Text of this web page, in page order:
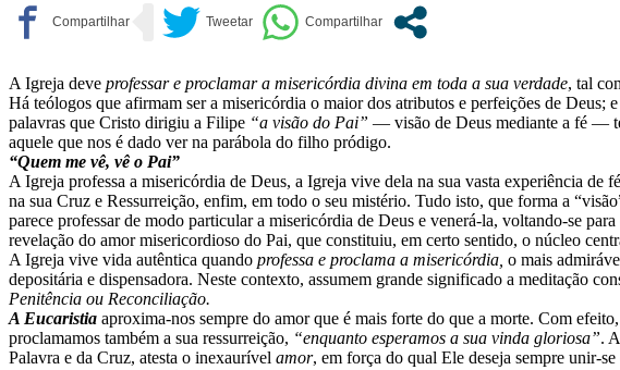
A Igreja deve professar e proclamar a misericórdia divina em toda a sua verdade, tal
Há teólogos que afirmam ser a misericórdia o maior dos atributos e perfeições de
palavras que Cristo dirigiu a Filipe “a visão do Pai” — visão de Deus mediante a fé —
aquele que nos é dado ver na parábola do filho pródigo.
“Quem me vê, vê o Pai”
A Igreja professa a misericórdia de Deus, a Igreja vive dela na sua vasta experiência de
na sua Cruz e Ressurreição, enfim, em todo o seu mistério. Tudo isto, que forma a
parece professar de modo particular a misericórdia de Deus e venerá-la, voltando-se
revelação do amor misericordioso do Pai, que constituiu, em certo sentido, o núcleo
A Igreja vive vida autêntica quando professa e proclama a misericórdia, o mais
depositária e dispensadora. Neste contexto, assumem grande significado a meditação
Penitência ou Reconciliação.
A Eucaristia aproxima-nos sempre do amor que é mais forte do que a morte. Com efeito,
proclamamos também a sua ressurreição, “enquanto esperamos a sua vinda gloriosa”.
Palavra e da Cruz, atesta o inexaurível amor, em força do qual Ele deseja sempre unir-